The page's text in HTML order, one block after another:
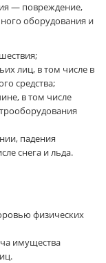
— повреждение,
оборудования и
лиц, в том числе в
средства;
в том числе
падения
снега и льда.
физических
имущества